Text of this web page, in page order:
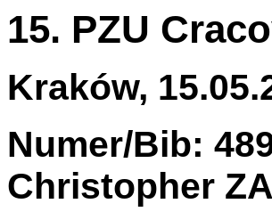
15. PZU
Kraków,
Numer/Bib:
Christopher